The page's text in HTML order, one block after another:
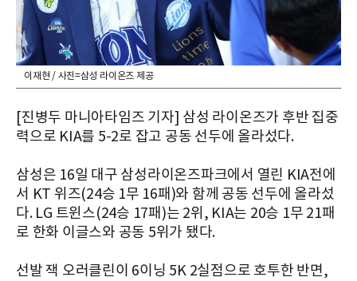
이재현 / 사진=삼성 라이온즈 제공
[진병두 마니아타임즈 기자] 삼성 라이온즈가 후반 집중
력으로 KIA를 5-2로 잡고 공동 선두에 올라섰다.
삼성은 16일 대구 삼성라이온즈파크에서 열린 KIA전에
서 KT 위즈(24승 1무 16패)와 함께 공동 선두에 올라섰
다. LG 트윈스(24승 17패)는 2위, KIA는 20승 1무 21패
로 한화 이글스와 공동 5위가 됐다.
선발 잭 오러클린이 6이닝 5K 2실점으로 호투한 반면,